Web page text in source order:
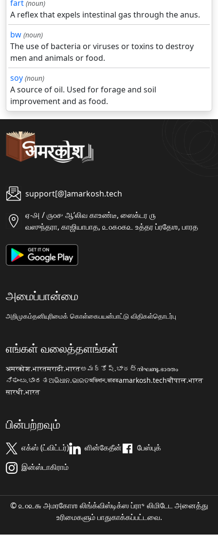
fart (noun)
A reflex that expels intestinal gas through the anus.
bw (noun)
The use of bacteria or viruses or toxins to destroy
men and animals or food.
soy (noun)
A source of oil. Used for forage and soil
improvement and as food.
support[@]amarkosh.tech
ஏ-௮ / ௫௦௪ ஆʼலிவ காஉண்டீ, ஸைக்டர ௫
வஸுந்தரா, காஜியாபாத, ௨௦௧௦௧௨ உத்தர ப்ரதேஶ, பாரத
அமைப்பான்மை
அறிமுகம்தனியுரிமைக் கொள்கைபயன்பாட்டு விதிகள்தொடர்பு
எங்கள் வலைத்தளங்கள்
अमरकोश.भारतमराठी.भारतఅమర్కోష్.భారత్നിഘണ്ടു.ഭാരതം
ನಿಘಂಟು.ಭಾರತଅଭିଧାନ.ଭାରତঅভিধান.ভারতamarkosh.techचौपाल.भारत
सारथी.भारत
பின்பற்றவும்
எக்ஸ் (ட்விட்டர்) ளின்கேதீன்
பேஸ்புக்
இன்ஸ்டாகிராம்
© ௨௦௨௬ அமரகோஶ லிங்க்விஸ்டிக்ஸ ப்ரா॰ லிமிடேட அனைத்து
உரிமைகளும் பாதுகாக்கப்பட்டவை.